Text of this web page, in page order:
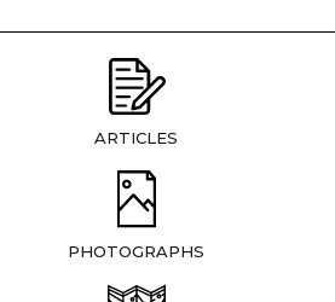
ARTICLES
PHOTOGRAPHS